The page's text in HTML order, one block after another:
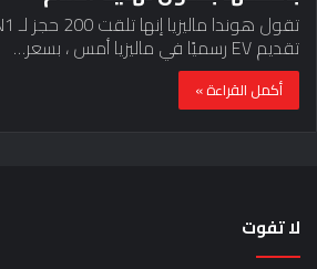
تقديم EV رسميًا في ماليزيا أمس ، بسعر…
أكمل القراءة »
لا تفوت